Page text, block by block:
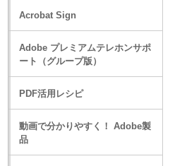
Acrobat Sign
Adobe プレミアムテレホンサポ
ート（グループ版）
PDF活用レシピ
動画で分かりやすく！ Adobe製
品